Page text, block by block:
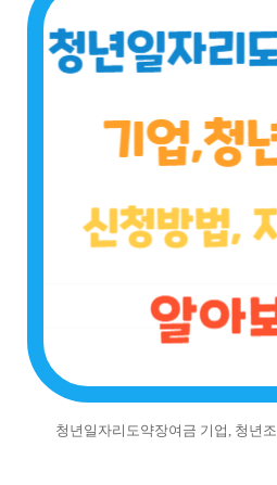
청년일자리도약장여금 기업, 청년